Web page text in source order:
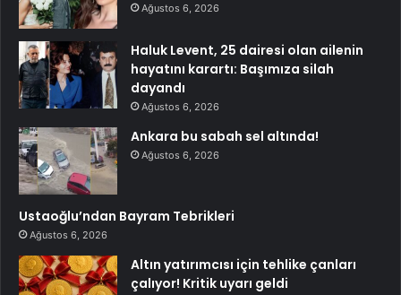
Ağustos 6, 2026
Haluk Levent, 25 dairesi olan ailenin
hayatını karartı: Başımıza silah
dayandı
Ağustos 6, 2026
Ankara bu sabah sel altında!
Ağustos 6, 2026
Ustaoğlu’ndan Bayram Tebrikleri
Ağustos 6, 2026
Altın yatırımcısı için tehlike çanları
çalıyor! Kritik uyarı geldi